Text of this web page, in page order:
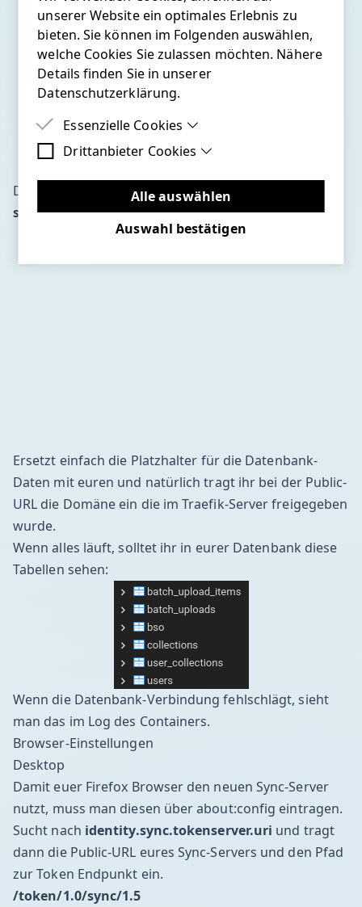
Die Umgebungsvariablen habe ich die Datei
syncserver.envausgelagert:
Ersetzt einfach die Platzhalter für die Datenbank-
Daten mit euren und natürlich tragt ihr bei der Public-
URL die Domäne ein die im Traefik-Server freigegeben
wurde.
Wenn alles läuft, solltet ihr in eurer Datenbank diese
Tabellen sehen:
Wenn die Datenbank-Verbindung fehlschlägt, sieht
man das im Log des Containers.
Browser-Einstellungen
Desktop
Damit euer Firefox Browser den neuen Sync-Server
nutzt, muss man diesen überabout:config eintragen.
Sucht nach identity.sync.tokenserver.uri und tragt
dann die Public-URL eures Sync-Servers und den Pfad
zur Token Endpunkt ein.
/token/1.0/sync/1.5
unserer Website ein optimales Erlebnis zu
bieten. Sie können im Folgenden auswählen,
welche Cookies Sie zulassen möchten. Nähere
Details finden Sie in unserer
Datenschutzerklärung.
Essenzielle Cookies
Essenzielle Cookies sind Cookies, welche für
benötigt werden.
Drittanbieter Cookies
Drittanbieter Cookies sind Cookies, die
Drittanbieter-Software setzen, um Funktionen
wie Google Maps zu ermöglichen.
Alle auswählen
Auswahl bestätigen